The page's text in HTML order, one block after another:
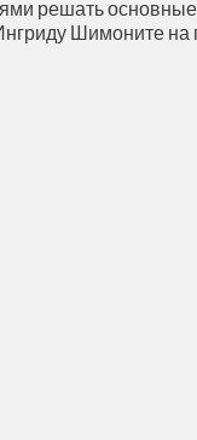
решать
Шимоните на